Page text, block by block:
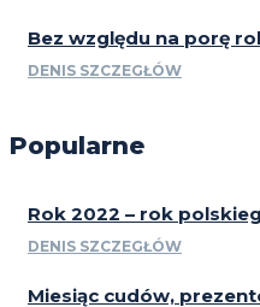
Bez względu na porę
DENIS SZCZEGŁÓW
Popularne
Rok 2022 – rok
DENIS SZCZEGŁÓW
Miesiąc cudów,